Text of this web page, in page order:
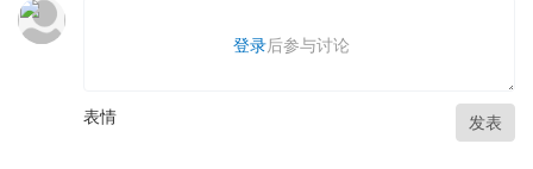
登录后参与讨论
表情 发表